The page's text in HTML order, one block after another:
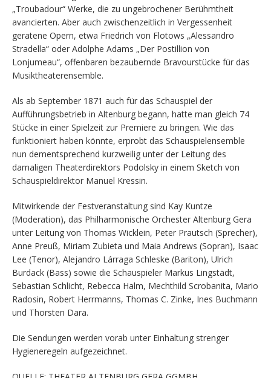
„Troubadour“ Werke, die zu ungebrochener Berühmtheit
avancierten. Aber auch zwischenzeitlich in Vergessenheit
geratene Opern, etwa Friedrich von Flotows „Alessandro
Stradella“ oder Adolphe Adams „Der Postillion von
Lonjumeau“, offenbaren bezaubernde Bravourstücke für das
Musiktheaterensemble.
Als ab September 1871 auch für das Schauspiel der
Aufführungsbetrieb in Altenburg begann, hatte man gleich 74
Stücke in einer Spielzeit zur Premiere zu bringen. Wie das
funktioniert haben könnte, erprobt das Schauspielensemble
nun dementsprechend kurzweilig unter der Leitung des
damaligen Theaterdirektors Podolsky in einem Sketch von
Schauspieldirektor Manuel Kressin.
Mitwirkende der Festveranstaltung sind Kay Kuntze
(Moderation), das Philharmonische Orchester Altenburg Gera
unter Leitung von Thomas Wicklein, Peter Prautsch (Sprecher),
Anne Preuß, Miriam Zubieta und Maia Andrews (Sopran), Isaac
Lee (Tenor), Alejandro Lárraga Schleske (Bariton), Ulrich
Burdack (Bass) sowie die Schauspieler Markus Lingstädt,
Sebastian Schlicht, Rebecca Halm, Mechthild Scrobanita, Mario
Radosin, Robert Herrmanns, Thomas C. Zinke, Ines Buchmann
und Thorsten Dara.
Die Sendungen werden vorab unter Einhaltung strenger
Hygieneregeln aufgezeichnet.